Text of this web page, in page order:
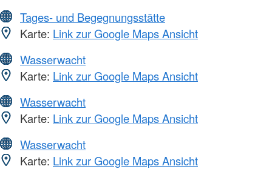
Tages- und Begegnungsstätte
Karte: Link zur Google Maps Ansicht
Wasserwacht
Karte: Link zur Google Maps Ansicht
Wasserwacht
Karte: Link zur Google Maps Ansicht
Wasserwacht
Karte: Link zur Google Maps Ansicht